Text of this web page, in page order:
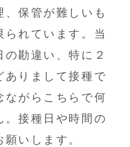
、保管が難しいも
れています。当
の勘違い、特に２
ありまして接種で
ながらこちらで何
。接種日や時間の
いします。